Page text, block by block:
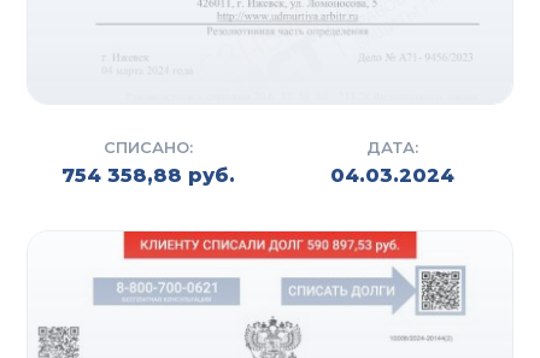
СПИСАНО:
754 358,88 руб.
ДАТА:
04.03.2024